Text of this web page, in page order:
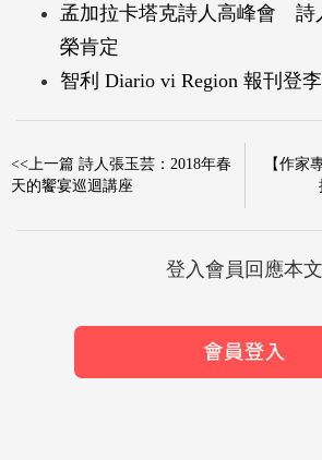
孟加拉卡塔克詩人高峰會 詩
榮肯定
智利 Diario vi Region 報刊登
<<上一篇 詩人張玉芸：2018年春
天的饗宴巡迴講座
【作家
登入會員回應本文